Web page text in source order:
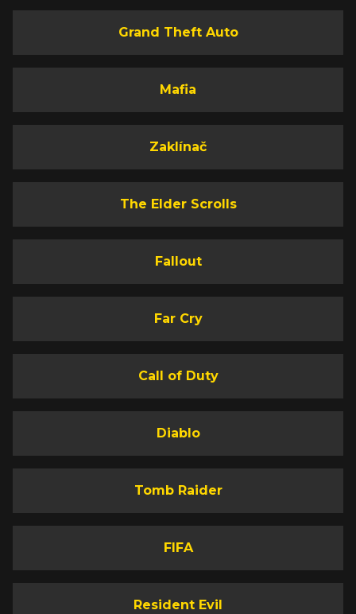
Grand Theft Auto
Mafia
Zaklínač
The Elder Scrolls
Fallout
Far Cry
Call of Duty
Diablo
Tomb Raider
FIFA
Resident Evil